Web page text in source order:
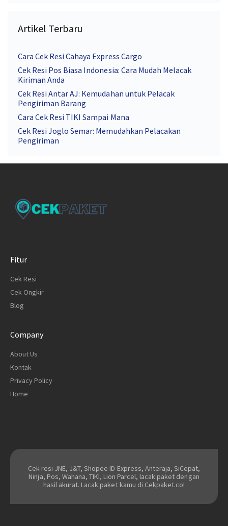
Artikel Terbaru
Cara Cek Resi Cahaya Express Cargo
Cek Resi Pos Biasa Indonesia: Cara Mudah Melacak
Kiriman Anda
Cek Resi Antar AJ: Kemudahan untuk Pelacak
Pengiriman Barang
Cara Cek Resi TIKI Sampai Mana
Cek Resi Joglo Semar: Memudahkan Pelacakan
Pengiriman
Fitur
Cek Resi
Cek Ongkir
Blog
Company
About Us
Kontak
Privacy Policy
Home
Cek resi JNE, J&T, Shopee ID Express, Anteraja, SiCepat,
Ninja, Pos, Wahana, TIKI, Lion Parcel, lacak paket dengan
hasil akurat. Lacak paket kamu di Cekpaket.co!